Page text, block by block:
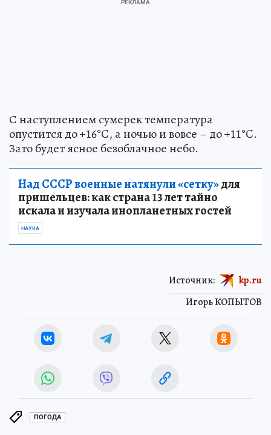
С наступлением сумерек температура
опустится до +16°C, а ночью и вовсе – до +11°C.
Зато будет ясное безоблачное небо.
Над СССР военные натянули «сетку»для
пришельцев: как страна 13 лет тайно
искала и изучала инопланетных гостей
НАУКА
Игорь КОПЫТОВ
Источник: kp.ru
ПОГОДА